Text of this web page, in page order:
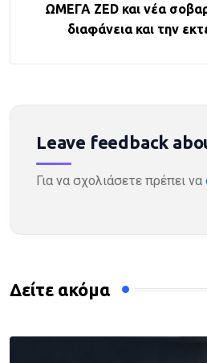
ΩΜΕΓΑ ZED και νέα
διαφάνεια και την
Leave feedback
Για να σχολιάσετε πρέπει να
Δείτε ακόμα